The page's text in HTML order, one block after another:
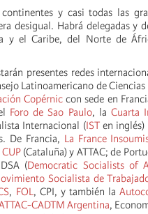
y casi todas las
desigual. Habrá delegadas y
y el Caribe, del Norte de
presentes redes
Latinoamericano de Ciencias
Copérniccon sede en
Foro de Sao Paulo, la Cuarta
Internacional (ISTen inglés)
De Francia, La France
CUP(Cataluña) y ATTAC; de
(Democratic Socialists of
Socialista de
, FOL, CPI, y también la
CADTM Argentina,